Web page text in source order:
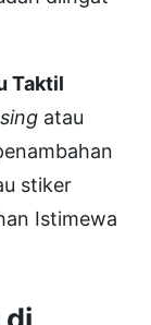
Taktil
atau
stiker
Istimewa